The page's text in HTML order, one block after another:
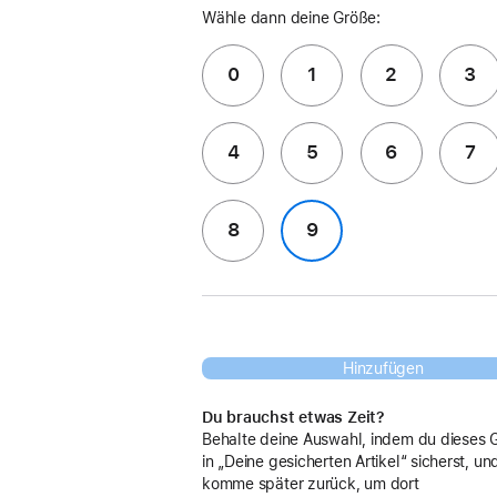
Wähle dann deine Größe:
0 1 2 3
4 5 6 7
8 9
Hinzufügen
Du brauchst etwas Zeit?
Behalte deine Auswahl, indem du dieses
in „Deine gesicherten Artikel“ sicherst,
komme später zurück, um dort